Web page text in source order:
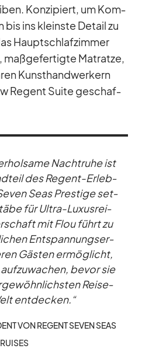
Kon­zi­piert, um Kom­
ins kleinste De­tail zu
Haupt­schlaf­zim­mer
maß­ge­fer­tigte Ma­tratze,
Kunst­hand­wer­kern
Re­gent Suite ge­schaf­
Nacht­ruhe ist
des Re­gent-Er­leb­
Seas Pres­tige set­
für Ul­tra-Lu­xus­rei­
mit Flou führt zu
Ent­span­nungs­er­
Gäs­ten er­mög­licht,
be­vor sie
Rei­se­
ent­de­cken.“
VON RE­GENT SE­VEN SEAS